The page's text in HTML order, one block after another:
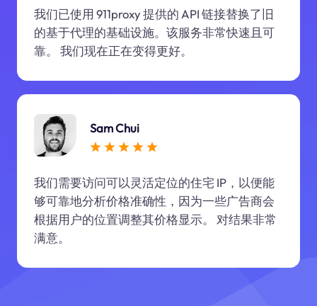
我们已使用 911proxy 提供的 API 链接替换了旧
的基于代理的基础设施。该服务非常快速且可
靠。 我们现在正在变得更好。
Sam Chui
我们需要访问可以灵活定位的住宅 IP，以便能
够可靠地分析价格准确性，因为一些广告商会
根据用户的位置调整其价格显示。 对结果非常
满意。